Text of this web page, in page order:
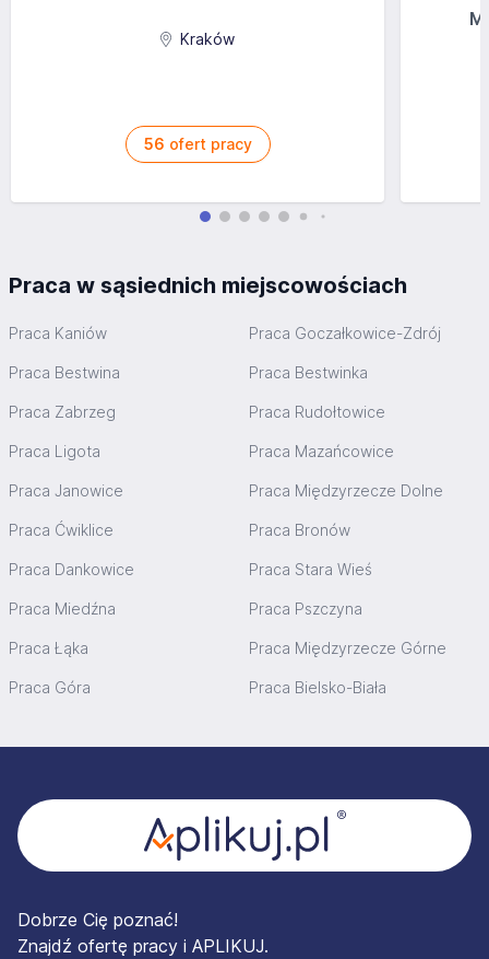
Aplikuj
Kraków
56 ofert pracy
Praca w sąsiednich miejscowościach
Praca Kaniów Praca Goczałkowice-Zdrój
Praca Bestwina Praca Bestwinka
Praca Zabrzeg Praca Rudołtowice
Praca Ligota Praca Mazańcowice
Praca Janowice Praca Międzyrzecze Dolne
Praca Ćwiklice Praca Bronów
Praca Dankowice Praca Stara Wieś
Praca Miedźna Praca Pszczyna
Praca Łąka Praca Międzyrzecze Górne
Praca Góra Praca Bielsko-Biała
Dobrze Cię poznać!
Znajdź ofertę pracy i APLIKUJ.